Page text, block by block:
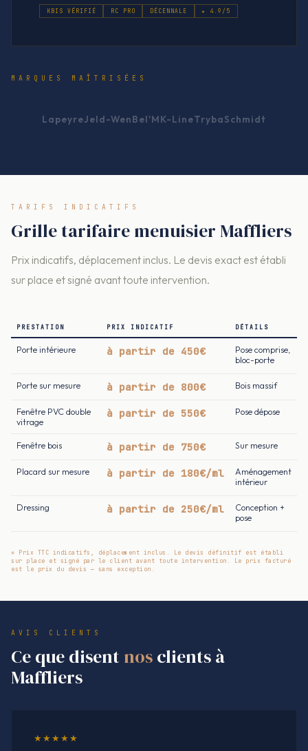
KBIS VÉRIFIÉ RC PRO DÉCENNALE ★ 4.9/5
MARQUES MAÎTRISÉES
LapeyreJeld-WenBel'MK-LineTrybaSchmidt
TARIFS INDICATIFS
Grille tarifaire menuisier Maffliers
Prix indicatifs, déplacement inclus. Le devis exact est établi
sur place et signé avant toute intervention.
PRESTATION PRIX INDICATIF DÉTAILS
Porte intérieure à partir de 450€
Pose comprise,
bloc-porte
Porte sur mesure à partir de 800€ Bois massif
Fenêtre PVC double
vitrage
à partir de 550€ Pose dépose
Fenêtre bois à partir de 750€ Sur mesure
Placard sur mesure à partir de 180€/ml
Aménagement
intérieur
Dressing à partir de 250€/ml
Conception +
pose
* Prix TTC indicatifs, déplacement inclus. Le devis définitif est établi
sur place et signé par le client avant toute intervention. Le prix facturé
est le prix du devis — sans exception.
AVIS CLIENTS
Ce que disent nosclients à
Maffliers
★★★★★